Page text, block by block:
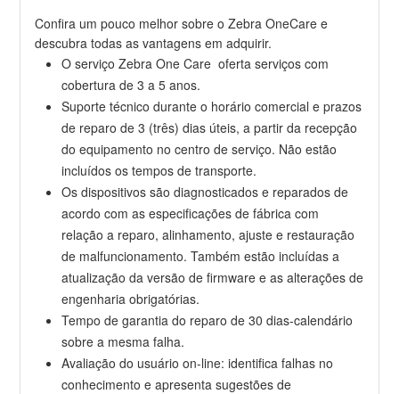
Confira um pouco melhor sobre o Zebra OneCare e
descubra todas as vantagens em adquirir.
O serviço Zebra One Care oferta serviços com
cobertura de 3 a 5 anos.
Suporte técnico durante o horário comercial e prazos
de reparo de 3 (três) dias úteis, a partir da recepção
do equipamento no centro de serviço. Não estão
incluídos os tempos de transporte.
Os dispositivos são diagnosticados e reparados de
acordo com as especificações de fábrica com
relação a reparo, alinhamento, ajuste e restauração
de malfuncionamento. Também estão incluídas a
atualização da versão de firmware e as alterações de
engenharia obrigatórias.
Tempo de garantia do reparo de 30 dias-calendário
sobre a mesma falha.
Avaliação do usuário on-line: identifica falhas no
conhecimento e apresenta sugestões de